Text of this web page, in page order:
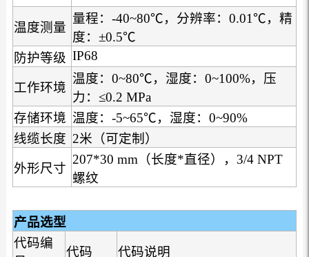
温度测量
量程：-40~80℃，分辨率：0.01℃，精
度：±0.5℃
防护等级 IP68
工作环境
温度：0~80℃，湿度：0~100%，压
力：≤0.2 MPa
存储环境 温度：-5~65℃，湿度：0~90%
线缆长度 2米（可定制）
外形尺寸
207*30 mm（长度*直径），3/4 NPT
螺纹
产品选型
代码编
代码 代码说明